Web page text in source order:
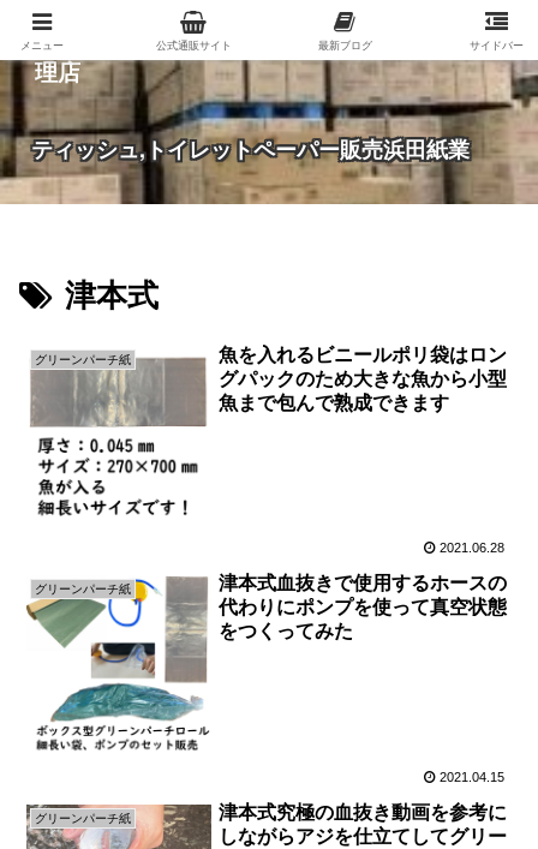
紙（家庭紙・包装紙・印刷用紙など）の総合代
理店
ティッシュ,トイレットペーパー販売浜田紙業
津本式
グリーンパーチ紙
魚を入れるビニールポリ袋はロン
グパックのため大きな魚から小型
魚まで包んで熟成できます
2021.06.28
グリーンパーチ紙
津本式血抜きで使用するホースの
代わりにポンプを使って真空状態
をつくってみた
2021.04.15
グリーンパーチ紙
津本式究極の血抜き動画を参考に
しながらアジを仕立てしてグリー
メニュー 公式通販サイト 最新ブログ サイドバー